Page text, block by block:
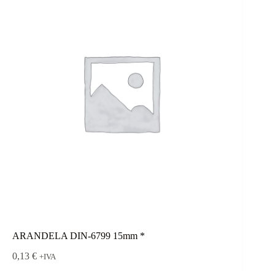
ARANDELA DIN-6799 15mm *
0,13 € +IVA